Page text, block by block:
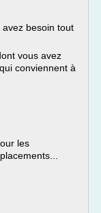
besoin tout
vous avez
conviennent à
les